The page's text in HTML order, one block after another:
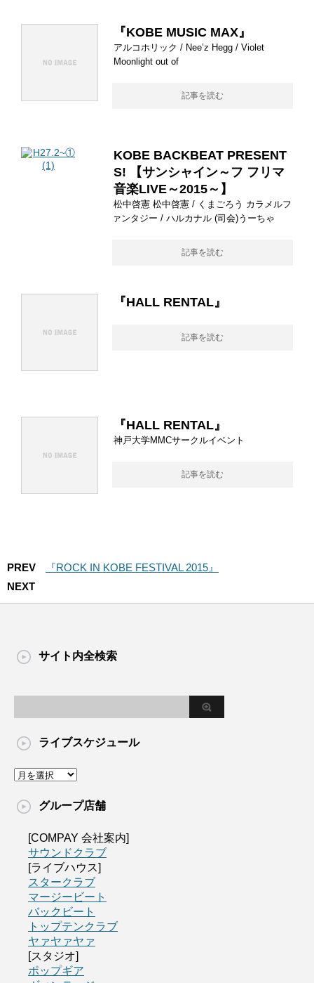
『KOBE MUSIC MAX』
アルコホリック / Nee’z Hegg / Violet
Moonlight out of
記事を読む
KOBE BACKBEAT PRESENT
S! 【サンシャイン～フ フリマ
音楽LIVE～2015～】
松中啓憲 松中啓憲 / くまごろう カラメルフ
ァンタジー / ハルカナル (司会)うーちゃ
記事を読む
『HALL RENTAL』
記事を読む
『HALL RENTAL』
神戸大学MMCサークルイベント
記事を読む
PREV
『ROCK IN KOBE FESTIVAL 2015』
NEXT
サイト内全検索
ライブスケジュール
グループ店舗
[COMPAY 会社案内]
サウンドクラブ
[ライブハウス]
スタークラブ
マージービート
バックビート
トップテンクラブ
ヤァヤァヤァ
[スタジオ]
ポップギア